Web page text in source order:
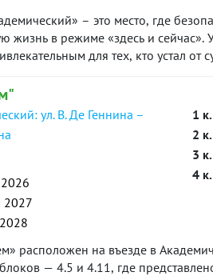
– это место, где
жизнь в режиме «здесь и сейчас».
для тех, кто устал от
чистое окружение.
ул. В. Де Геннина –
2026
2027
2028
1
2
3
4
расположен на въезде в
блоков — 4.5 и 4.11, где